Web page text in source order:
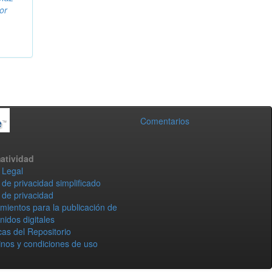
Comentarios
privacidad simplificado
privacidad
para la publicación de
digitales
del Repositorio
y condiciones de uso